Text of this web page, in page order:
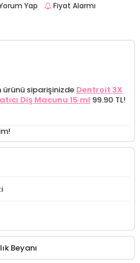
Yap Fiyat Alarmı
ürünü siparişinizde Dentroit 3X
Diş Macunu 15 ml 99.90 TL!
Beyanı